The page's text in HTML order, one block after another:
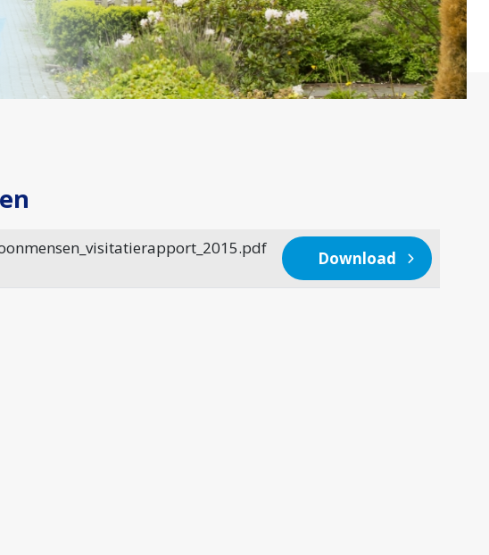
Download